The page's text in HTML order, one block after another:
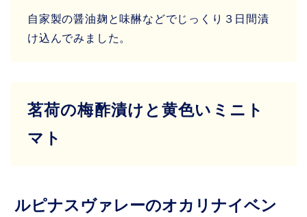
自家製の醤油麹と味醂などでじっくり３日間漬
け込んでみました。
茗荷の梅酢漬けと黄色いミニト
マト
ルピナスヴァレーのオカリナイベン